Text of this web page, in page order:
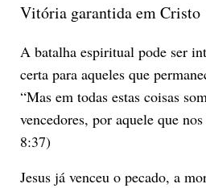
Vitória garantida em Cristo
A batalha espiritual pode ser
certa para aqueles que
“Mas em todas estas coisas
vencedores, por aquele que
8:37)
Jesus já venceu o pecado, a